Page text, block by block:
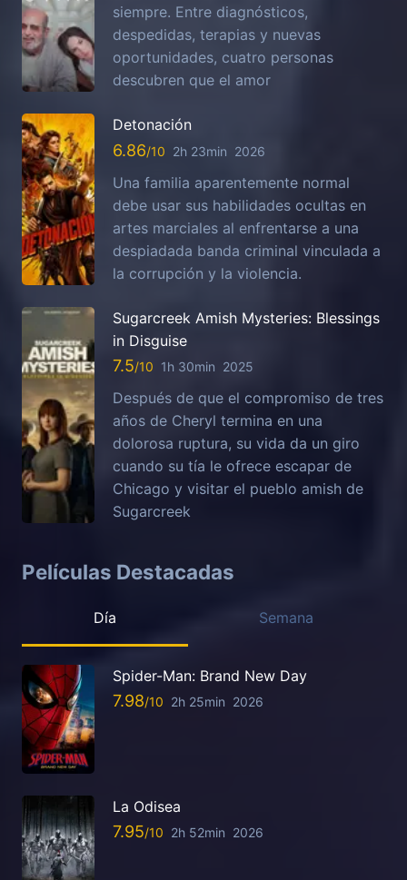
siempre. Entre diagnósticos,
despedidas, terapias y nuevas
oportunidades, cuatro personas
descubren que el amor
Detonación
6.86 2h 23min 2026
Una familia aparentemente normal
debe usar sus habilidades ocultas en
artes marciales al enfrentarse a una
despiadada banda criminal vinculada a
la corrupción y la violencia.
Sugarcreek Amish Mysteries: Blessings
in Disguise
7.5 1h 30min 2025
Después de que el compromiso de tres
años de Cheryl termina en una
dolorosa ruptura, su vida da un giro
cuando su tía le ofrece escapar de
Chicago y visitar el pueblo amish de
Sugarcreek
Películas Destacadas
Día Semana
Spider-Man: Brand New Day
7.98 2h 25min 2026
La Odisea
7.95 2h 52min 2026